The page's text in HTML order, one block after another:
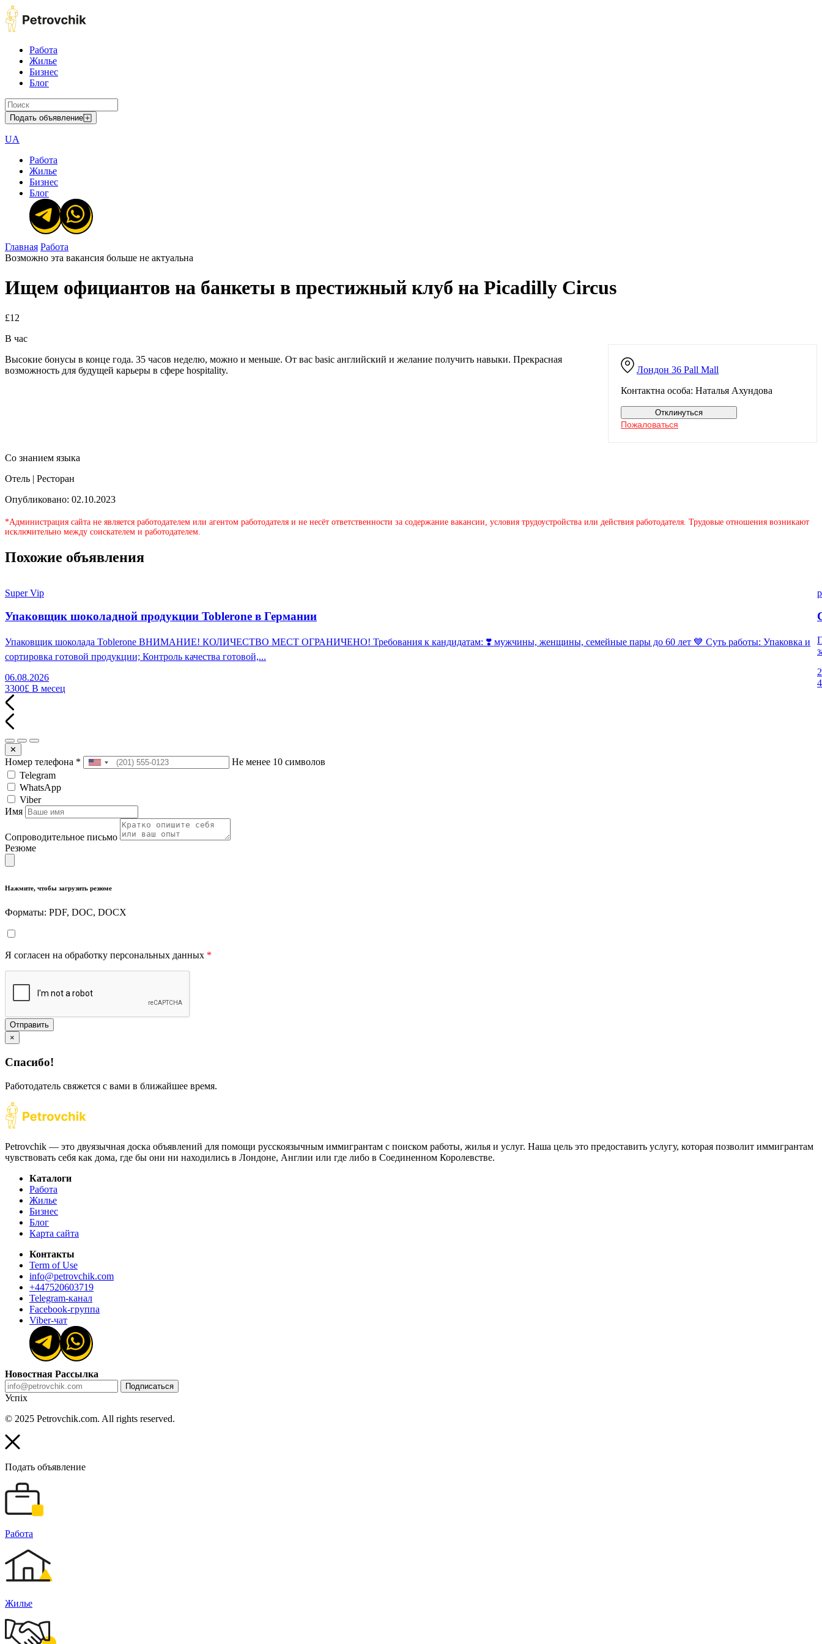
Работа
Жилье
Бизнес
Блог
Подать объявление
UA
Работа
Жилье
Бизнес
Блог
Главная Работа
Возможно эта вакансия больше не актуальна
Ищем официантов на банкеты в престижный клуб на Picadilly Circus
£12
В час
Лондон 36 Pall Mall
Контактна особа: Наталья Ахундова
Отклинуться
Пожаловаться
Высокие бонусы в конце года. 35 часов неделю, можно и меньше. От вас basic английский и желание получить навыки. Прекрасная
возможность для будущей карьеры в сфере hospitality.
Со знанием языка
Отель | Ресторан
Опубликовано: 02.10.2023
*Администрация сайта не является работодателем или агентом работодателя и не несёт ответственности за содержание вакансии, условия трудоустройства или действия работодателя. Трудовые отношения возникают
исключительно между соискателем и работодателем.
Похожие объявления
Super Vip
Упаковщик шоколадной продукции Toblerone в Германии
Упаковщик шоколада Toblerone ВНИМАНИЕ! КОЛИЧЕСТВО МЕСТ ОГРАНИЧЕНО! Требования к кандидатам: ❣️ мужчины, женщины, семейные пары до 60 лет 💙 Суть работы: Упаковка и
сортировка готовой продукции; Контроль качества готовой,...
06.08.2026
3300£ В месец
✕
Номер телефона *
Не менее 10 символов
Telegram
WhatsApp
Viber
Имя
Сопроводительное письмо
Резюме
Нажмите, чтобы загрузить резюме
Форматы: PDF, DOC, DOCX
Я согласен на обработку персональных данных *
Отправить
×
Спасибо!
Работодатель свяжется с вами в ближайшее время.
Petrovchik — это двуязычная доска объявлений для помощи русскоязычным иммигрантам с поиском работы, жилья и услуг. Наша цель это предоставить услугу, которая позволит иммигрантам
чувствовать себя как дома, где бы они ни находились в Лондоне, Англии или где либо в Соединенном Королевстве.
Каталоги
Работа
Жилье
Бизнес
Блог
Карта сайта
Контакты
Term of Use
info@petrovchik.com
+447520603719
Telegram-канал
Facebook-группа
Viber-чат
Новостная Рассылка
Подписаться
Успіх
© 2025 Petrovchik.com. All rights reserved.
Подать объявление
Работа
Жилье